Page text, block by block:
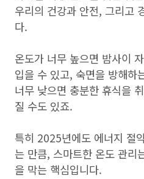
우리의 건강과 안전, 그리고
다.
온도가 너무 높으면 밤사이
입을 수 있고, 숙면을 방해하
너무 낮으면 충분한 휴식을
질 수도 있죠.
특히 2025년에도 에너지 절
는 만큼, 스마트한 온도 관리
을 막는 핵심입니다.